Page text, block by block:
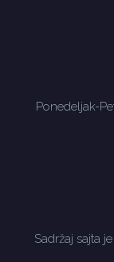
Ponedeljak-
Sadržaj sajta